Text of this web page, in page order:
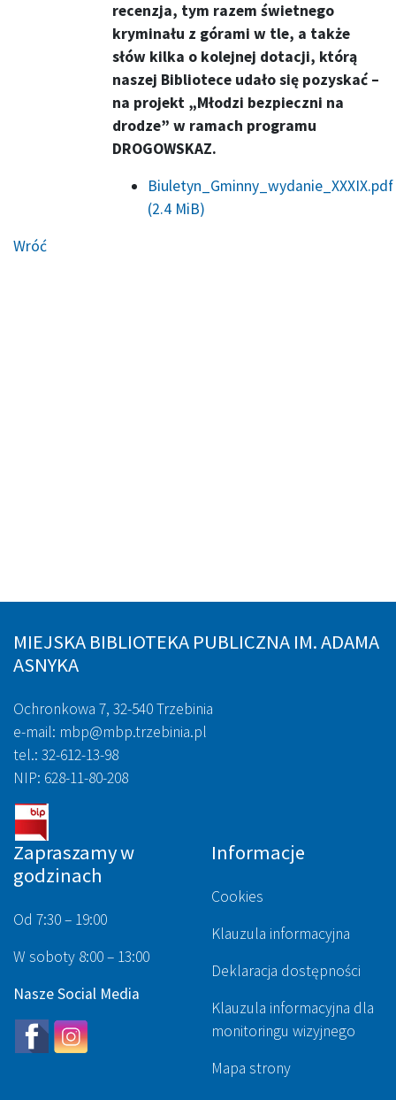
recenzja, tym razem świetnego
kryminału z górami w tle, a także
słów kilka o kolejnej dotacji, którą
naszej Bibliotece udało się pozyskać –
na projekt „Młodzi bezpieczni na
drodze” w ramach programu
DROGOWSKAZ.
Biuletyn_Gminny_wydanie_XXXIX.pdf
(2.4 MiB)
Wróć
MIEJSKA BIBLIOTEKA PUBLICZNA IM. ADAMA
ASNYKA
Ochronkowa 7, 32-540 Trzebinia
e-mail: mbp@mbp.trzebinia.pl
tel.: 32-612-13-98
NIP: 628-11-80-208
Zapraszamy w
godzinach
Od 7:30 – 19:00
W soboty 8:00 – 13:00
Nasze Social Media
Informacje
Cookies
Klauzula informacyjna
Deklaracja dostępności
Klauzula informacyjna dla
monitoringu wizyjnego
Mapa strony